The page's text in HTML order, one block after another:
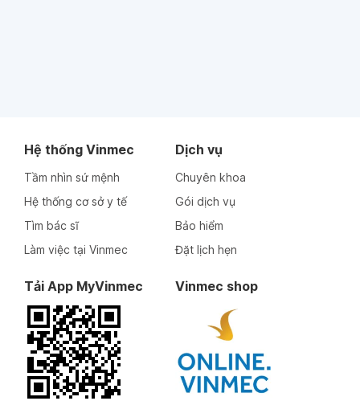
Hệ thống Vinmec
Tầm nhìn sứ mệnh
Hệ thống cơ sở y tế
Tìm bác sĩ
Làm việc tại Vinmec
Dịch vụ
Chuyên khoa
Gói dịch vụ
Bảo hiểm
Đặt lịch hẹn
Tải App MyVinmec Vinmec shop